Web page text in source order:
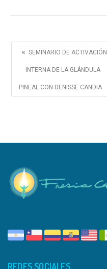
« SEMINARIO DE ACTIVACIÓN
INTERNA DE LA GLÁNDULA
PINEAL CON DENISSE CANDIA
REDES SOCIALES